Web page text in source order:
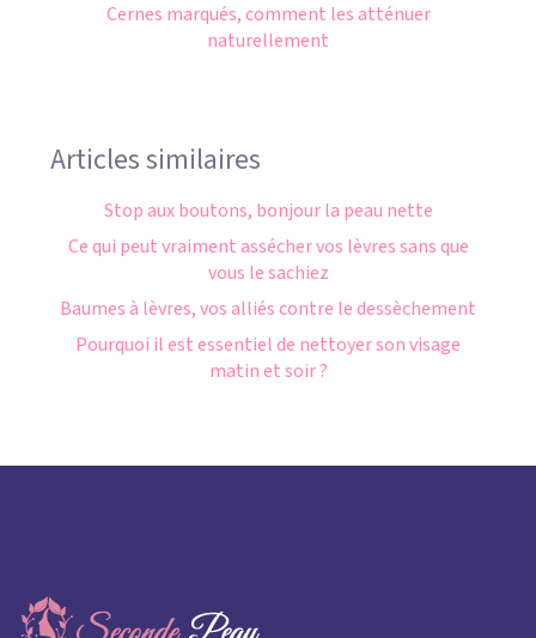
Cernes marqués, comment les atténuer
naturellement
Articles similaires
Stop aux boutons, bonjour la peau nette
Ce qui peut vraiment assécher vos lèvres sans que
vous le sachiez
Baumes à lèvres, vos alliés contre le dessèchement
Pourquoi il est essentiel de nettoyer son visage
matin et soir ?